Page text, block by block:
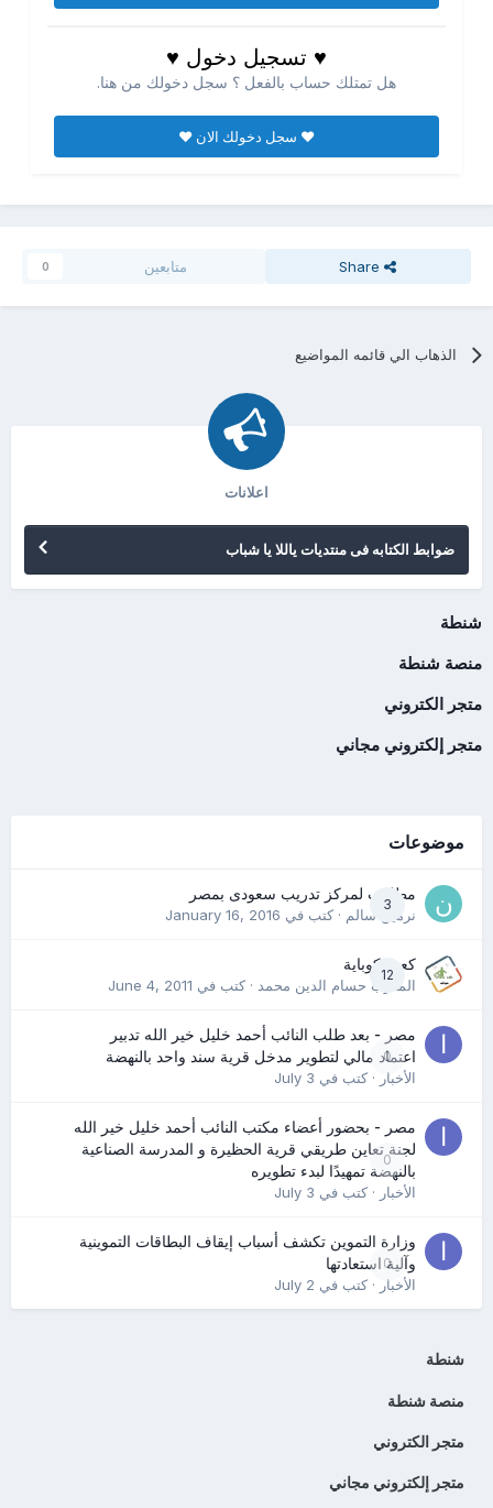
♥ تسجيل دخول ♥
هل تمتلك حساب بالفعل ؟ سجل دخولك من هنا.
♥ سجل دخولك الان ♥
Share متابعين 0
الذهاب الي قائمه المواضيع
اعلانات
ضوابط الكتابه فى منتديات ياللا يا شباب
شنطة
منصة شنطة
متجر الكتروني
متجر إلكتروني مجاني
موضوعات
3
مطلوب لمركز تدريب سعودى بمصر
نرمين سالم· كتب في January 16, 2016
12
كعب كوباية
المدرب حسام الدين محمد· كتب في June 4, 2011
0
مصر - بعد طلب النائب أحمد خليل خير الله تدبير
اعتماد مالي لتطوير مدخل قرية سند واحد بالنهضة
الأخبار· كتب في July 3
0
مصر - بحضور أعضاء مكتب النائب أحمد خليل خير الله
لجنة تعاين طريقي قرية الحظيرة و المدرسة الصناعية
بالنهضة تمهيدًا لبدء تطويره
الأخبار· كتب في July 3
0
وزارة التموين تكشف أسباب إيقاف البطاقات التموينية
وآلية استعادتها
الأخبار· كتب في July 2
شنطة
منصة شنطة
متجر الكتروني
متجر إلكتروني مجاني